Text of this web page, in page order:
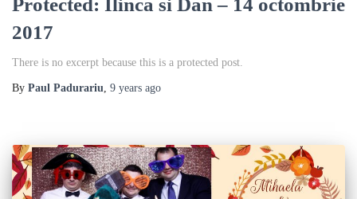
2017
There is no excerpt because this is a protected post.
By Paul Padurariu 9 years ago